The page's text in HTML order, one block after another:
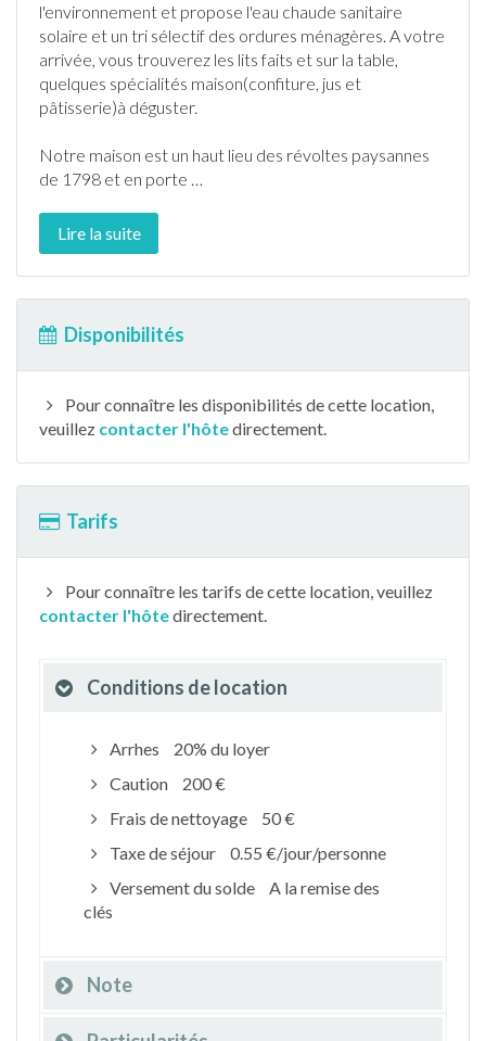
l'environnement et propose l'eau chaude sanitaire
solaire et un tri sélectif des ordures ménagères. A votre
arrivée, vous trouverez les lits faits et sur la table,
quelques spécialités maison(confiture, jus et
pâtisserie)à déguster.
Notre maison est un haut lieu des révoltes paysannes
de 1798 et en porte …
Lire la suite
Disponibilités
Pour connaître les disponibilités de cette location,
veuillez contacter l'hôtedirectement.
Tarifs
Pour connaître les tarifs de cette location, veuillez
contacter l'hôtedirectement.
Conditions de location
Arrhes
20% du loyer
Caution
200 €
Frais de nettoyage
50 €
Taxe de séjour
0.55 €/jour/personne
Versement du solde
A la remise des
clés
Note